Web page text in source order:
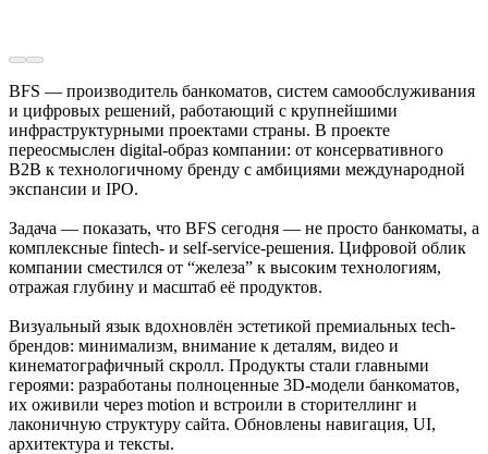
BFS — производитель банкоматов, систем самообслуживания
и цифровых решений, работающий с крупнейшими
инфраструктурными проектами страны. В проекте
переосмыслен digital-образ компании: от консервативного
B2B к технологичному бренду с амбициями международной
экспансии и IPO.
Задача — показать, что BFS сегодня — не просто банкоматы, а
комплексные fintech- и self-service-решения. Цифровой облик
компании сместился от “железа” к высоким технологиям,
отражая глубину и масштаб её продуктов.
Визуальный язык вдохновлён эстетикой премиальных tech-
брендов: минимализм, внимание к деталям, видео и
кинематографичный скролл. Продукты стали главными
героями: разработаны полноценные 3D-модели банкоматов,
их оживили через motion и встроили в сторителлинг и
лаконичную структуру сайта. Обновлены навигация, UI,
архитектура и тексты.